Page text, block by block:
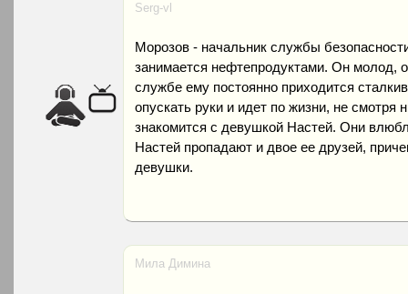
Serg-vl
Морозов - начальник службы
занимается нефтепродуктами. Он молод,
службе ему постоянно приходится
опускать руки и идет по жизни, не смотря
знакомится с девушкой Настей. Они
Настей пропадают и двое ее друзей,
девушки.
Мила Димина